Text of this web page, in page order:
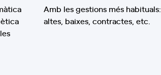
Amb les gestions més habituals:
altes, baixes, contractes, etc.